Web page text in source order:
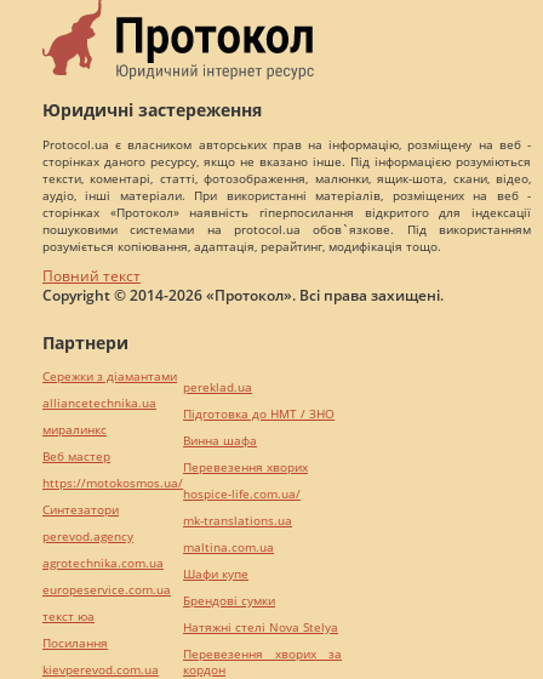
Юридичні застереження
Protocol.ua є власником авторських прав на інформацію, розміщену на веб -
сторінках даного ресурсу, якщо не вказано інше. Під інформацією розуміються
тексти, коментарі, статті, фотозображення, малюнки, ящик-шота, скани, відео,
аудіо, інші матеріали. При використанні матеріалів, розміщених на веб -
сторінках «Протокол» наявність гіперпосилання відкритого для індексації
пошуковими системами на protocol.ua обов`язкове. Під використанням
розуміється копіювання, адаптація, рерайтинг, модифікація тощо.
Повний текст
Copyright © 2014-2026 «Протокол». Всі права захищені.
Партнери
Сережки з діамантами
alliancetechnika.ua
миралинкс
Веб мастер
https://motokosmos.ua/
Синтезатори
perevod.agency
agrotechnika.com.ua
europeservice.com.ua
текст юа
Посилання
kievperevod.com.ua
pereklad.ua
Підготовка до НМТ / ЗНО
Винна шафа
Перевезення хворих
hospice-life.com.ua/
mk-translations.ua
maltina.com.ua
Шафи купе
Брендові сумки
Натяжні стелі Nova Stelya
Перевезення хворих за
кордон